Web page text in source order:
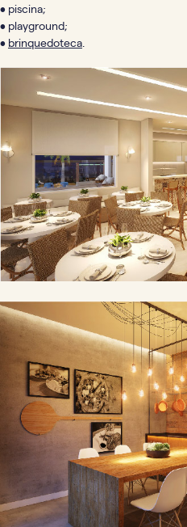
• piscina;
• playground;
• brinquedoteca